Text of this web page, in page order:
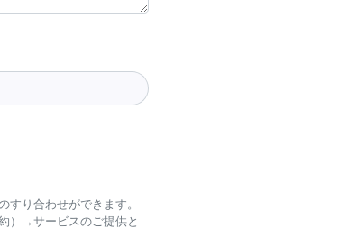
すり合わせができます。
）→サービスのご提供と